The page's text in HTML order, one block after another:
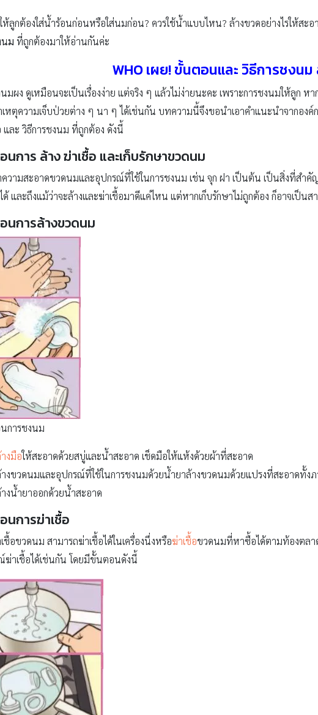
ห้ลูกต้องใส่น้ำร้อนก่อนหรือใส่นมก่อน? ควรใช้น้ำแบบไหน? ล้างขวดอย่างไรให้ส
นม ที่ถูกต้องมาให้อ่านกันค่ะ
WHO เผย! ขั้นตอนและ วิธีการชงน
มผง ดูเหมือนจะเป็นเรื่องง่าย แต่จริง ๆ แล้วไม่ง่ายนะคะ เพราะการชงนมให้ลูก หา
หตุความเจ็บป่วยต่าง ๆ นา ๆ ได้เช่นกัน บทความนี้จึงขอนำเอาคำแนะนำจากอง
และ วิธีการชงนม ที่ถูกต้อง ดังนี้
นการ ล้าง ฆ่าเชื้อ และเก็บรักษาขวดนม
ความสะอาดขวดนมและอุปกรณ์ที่ใช้ในการชงนม เช่น จุก ฝา เป็นต้น เป็นสิ่งที่สำ
และถึงแม้ว่าจะล้างและฆ่าเชื้อมาดีแค่ไหน แต่หากเก็บรักษาไม่ถูกต้อง ก็อาจเป็นส
นการล้างขวดนม
การชงนม
งมือให้สะอาดด้วยสบู่และน้ำสะอาด เช็ดมือให้แห้งด้วยผ้าที่สะอาด
งขวดนมและอุปกรณ์ที่ใช้ในการชงนมด้วยน้ำยาล้างขวดนมด้วยแปรงที่สะอาดทั้ง
งน้ำยาออกด้วยน้ำสะอาด
นการฆ่าเชื้อ
ชื้อขวดนม สามารถฆ่าเชื้อได้ในเครื่องนึ่งหรือฆ่าเชื้อขวดนมที่หาซื้อได้ตามท้องตลา
ฆ่าเชื้อได้เช่นกัน โดยมีขั้นตอนดังนี้